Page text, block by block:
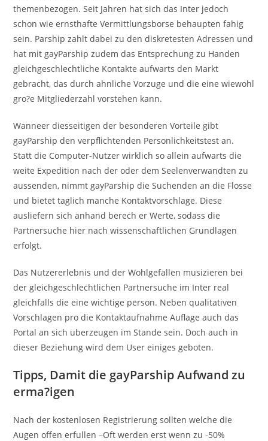
themenbezogen. Seit Jahren hat sich das Inter jedoch
schon wie ernsthafte Vermittlungsborse behaupten fahig
sein. Parship zahlt dabei zu den diskretesten Adressen und
hat mit gayParship zudem das Entsprechung zu Handen
gleichgeschlechtliche Kontakte aufwarts den Markt
gebracht, das durch ahnliche Vorzuge und die eine wiewohl
gro?e Mitgliederzahl vorstehen kann.
Wanneer diesseitigen der besonderen Vorteile gibt
gayParship den verpflichtenden Personlichkeitstest an.
Statt die Computer-Nutzer wirklich so allein aufwarts die
weite Expedition nach der oder dem Seelenverwandten zu
aussenden, nimmt gayParship die Suchenden an die Flosse
und bietet taglich manche Kontaktvorschlage. Diese
ausliefern sich anhand berech er Werte, sodass die
Partnersuche hier nach wissenschaftlichen Grundlagen
erfolgt.
Das Nutzererlebnis und der Wohlgefallen musizieren bei
der gleichgeschlechtlichen Partnersuche im Inter real
gleichfalls die eine wichtige person. Neben qualitativen
Vorschlagen pro die Kontaktaufnahme Auflage auch das
Portal an sich uberzeugen im Stande sein. Doch auch in
dieser Beziehung wird dem User einiges geboten.
Tipps, Damit die gayParship Aufwand zu
erma?igen
Nach der kostenlosen Registrierung sollten welche die
Augen offen erfullen –Oft werden erst wenn zu -50%